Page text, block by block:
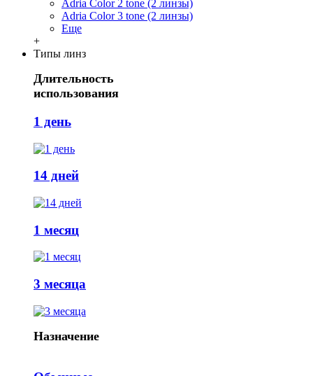
Adria Сolor 2 tone (2 линзы)
Adria Сolor 3 tone (2 линзы)
Еще
+
Типы линз
Длительность
использования
1 день
14 дней
1 месяц
3 месяца
Назначение